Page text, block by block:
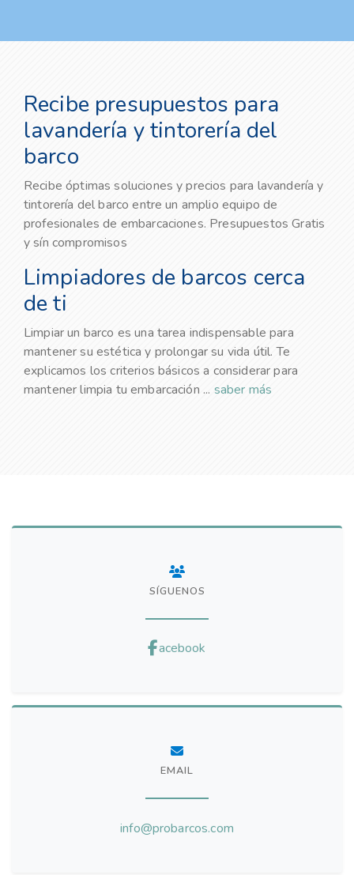
Recibe presupuestos para
lavandería y tintorería del
barco
Recibe óptimas soluciones y precios para lavandería y
tintorería del barco entre un amplio equipo de
profesionales de embarcaciones. Presupuestos Gratis
y sín compromisos
Limpiadores de barcos cerca
de ti
Limpiar un barco es una tarea indispensable para
mantener su estética y prolongar su vida útil. Te
explicamos los criterios básicos a considerar para
mantener limpia tu embarcación ... saber más
SÍGUENOS
acebook
EMAIL
info@probarcos.com